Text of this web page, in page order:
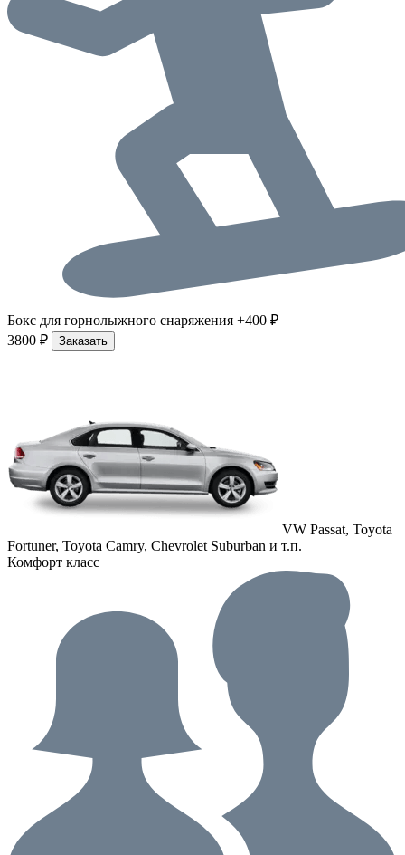
Бокс для горнолыжного снаряжения +400 ₽
3800 ₽
Заказать
VW Passat, Toyota
Fortuner, Toyota Camry, Chevrolet Suburban и т.п.
Комфорт класс